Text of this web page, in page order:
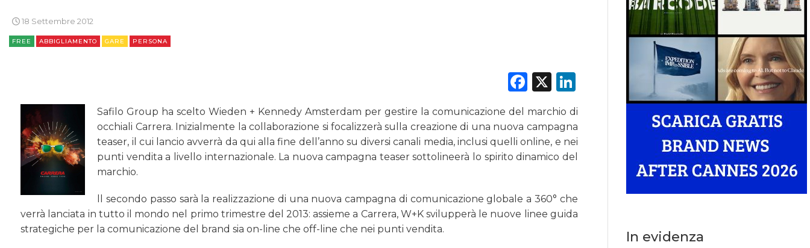
TREND
OPINIONI
18 Settembre 2012
FREE ABBIGLIAMENTO GARE PERSONA
Facebook
X LinkedIn
Safilo Group ha scelto Wieden + Kennedy Amsterdam per gestire la comunicazione del marchio di
occhiali Carrera. Inizialmente la collaborazione si focalizzerà sulla creazione di una nuova campagna
teaser, il cui lancio avverrà da qui alla fine dell’anno su diversi canali media, inclusi quelli online, e nei
punti vendita a livello internazionale. La nuova campagna teaser sottolineerà lo spirito dinamico del
marchio.
ll secondo passo sarà la realizzazione di una nuova campagna di comunicazione globale a 360° che
verrà lanciata in tutto il mondo nel primo trimestre del 2013: assieme a Carrera, W+K svilupperà le nuove linee guida
strategiche per la comunicazione del brand sia on-line che off-line che nei punti vendita.
In evidenza